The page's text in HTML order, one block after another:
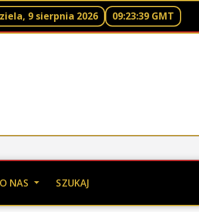
9 sierpnia 2026 09:23:41 GMT
O NAS SZUKAJ